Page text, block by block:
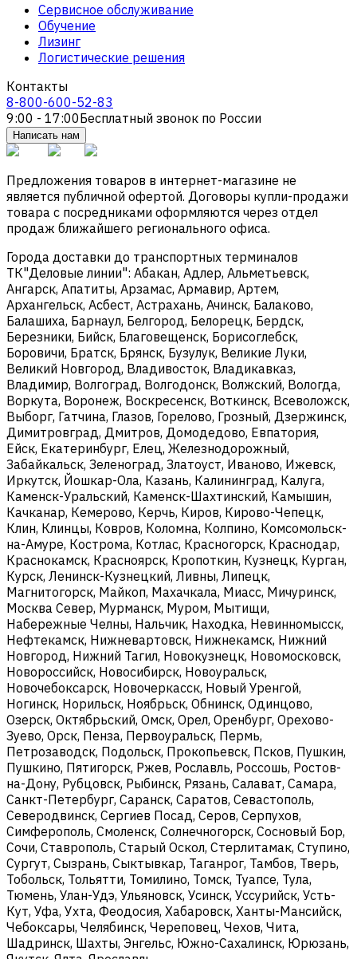
Сервисное обслуживание
Обучение
Лизинг
Логистические решения
Контакты
8-800-600-52-83
9:00 - 17:00Бесплатный звонок по России
Написать нам
Предложения товаров в интернет-магазине не
является публичной офертой. Договоры купли-продажи
товара с посредниками оформляются через отдел
продаж ближайшего регионального офиса.
Города доставки до транспортных терминалов
ТК"Деловые линии": Абакан, Адлер, Альметьевск,
Ангарск, Апатиты, Арзамас, Армавир, Артем,
Архангельск, Асбест, Астрахань, Ачинск, Балаково,
Балашиха, Барнаул, Белгород, Белорецк, Бердск,
Березники, Бийск, Благовещенск, Борисоглебск,
Боровичи, Братск, Брянск, Бузулук, Великие Луки,
Великий Новгород, Владивосток, Владикавказ,
Владимир, Волгоград, Волгодонск, Волжский, Вологда,
Воркута, Воронеж, Воскресенск, Воткинск, Всеволожск,
Выборг, Гатчина, Глазов, Горелово, Грозный, Дзержинск,
Димитровград, Дмитров, Домодедово, Евпатория,
Ейск, Екатеринбург, Елец, Железнодорожный,
Забайкальск, Зеленоград, Златоуст, Иваново, Ижевск,
Иркутск, Йошкар-Ола, Казань, Калининград, Калуга,
Каменск-Уральский, Каменск-Шахтинский, Камышин,
Качканар, Кемерово, Керчь, Киров, Кирово-Чепецк,
Клин, Клинцы, Ковров, Коломна, Колпино, Комсомольск-
на-Амуре, Кострома, Котлас, Красногорск, Краснодар,
Краснокамск, Красноярск, Кропоткин, Кузнецк, Курган,
Курск, Ленинск-Кузнецкий, Ливны, Липецк,
Магнитогорск, Майкоп, Махачкала, Миасс, Мичуринск,
Москва Север, Мурманск, Муром, Мытищи,
Набережные Челны, Нальчик, Находка, Невинномысск,
Нефтекамск, Нижневартовск, Нижнекамск, Нижний
Новгород, Нижний Тагил, Новокузнецк, Новомосковск,
Новороссийск, Новосибирск, Новоуральск,
Новочебоксарск, Новочеркасск, Новый Уренгой,
Ногинск, Норильск, Ноябрьск, Обнинск, Одинцово,
Озерск, Октябрьский, Омск, Орел, Оренбург, Орехово-
Зуево, Орск, Пенза, Первоуральск, Пермь,
Петрозаводск, Подольск, Прокопьевск, Псков, Пушкин,
Пушкино, Пятигорск, Ржев, Рославль, Россошь, Ростов-
на-Дону, Рубцовск, Рыбинск, Рязань, Салават, Самара,
Санкт-Петербург, Саранск, Саратов, Севастополь,
Северодвинск, Сергиев Посад, Серов, Серпухов,
Симферополь, Смоленск, Солнечногорск, Сосновый Бор,
Сочи, Ставрополь, Старый Оскол, Стерлитамак, Ступино,
Сургут, Сызрань, Сыктывкар, Таганрог, Тамбов, Тверь,
Тобольск, Тольятти, Томилино, Томск, Туапсе, Тула,
Тюмень, Улан-Удэ, Ульяновск, Усинск, Уссурийск, Усть-
Кут, Уфа, Ухта, Феодосия, Хабаровск, Ханты-Мансийск,
Чебоксары, Челябинск, Череповец, Чехов, Чита,
Шадринск, Шахты, Энгельс, Южно-Сахалинск, Юрюзань,